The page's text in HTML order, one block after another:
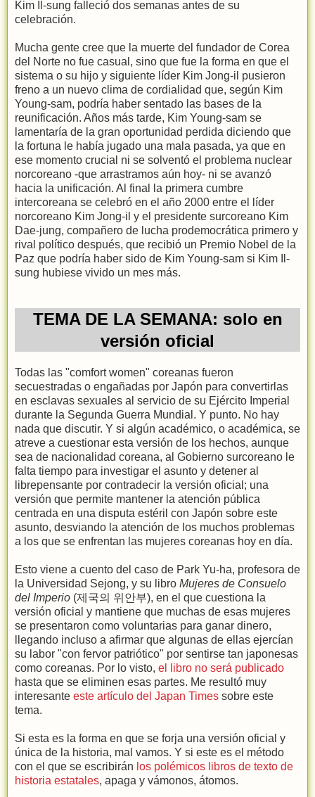
Kim Il-sung falleció dos semanas antes de su
celebración.
Mucha gente cree que la muerte del fundador de Corea
del Norte no fue casual, sino que fue la forma en que el
sistema o su hijo y siguiente líder Kim Jong-il pusieron
freno a un nuevo clima de cordialidad que, según Kim
Young-sam, podría haber sentado las bases de la
reunificación. Años más tarde, Kim Young-sam se
lamentaría de la gran oportunidad perdida diciendo que
la fortuna le había jugado una mala pasada, ya que en
ese momento crucial ni se solventó el problema nuclear
norcoreano -que arrastramos aún hoy- ni se avanzó
hacia la unificación. Al final la primera cumbre
intercoreana se celebró en el año 2000 entre el líder
norcoreano Kim Jong-il y el presidente surcoreano Kim
Dae-jung, compañero de lucha prodemocrática primero y
rival político después, que recibió un Premio Nobel de la
Paz que podría haber sido de Kim Young-sam si Kim Il-
sung hubiese vivido un mes más.
TEMA DE LA SEMANA: solo en
versión oficial
Todas las "comfort women" coreanas fueron
secuestradas o engañadas por Japón para convertirlas
en esclavas sexuales al servicio de su Ejército Imperial
durante la Segunda Guerra Mundial. Y punto. No hay
nada que discutir. Y si algún académico, o académica, se
atreve a cuestionar esta versión de los hechos, aunque
sea de nacionalidad coreana, al Gobierno surcoreano le
falta tiempo para investigar el asunto y detener al
librepensante por contradecir la versión oficial; una
versión que permite mantener la atención pública
centrada en una disputa estéril con Japón sobre este
asunto, desviando la atención de los muchos problemas
a los que se enfrentan las mujeres coreanas hoy en día.
Esto viene a cuento del caso de Park Yu-ha, profesora de
la Universidad Sejong, y su libro Mujeres de Consuelo
del Imperio (제국의 위안부), en el que cuestiona la
versión oficial y mantiene que muchas de esas mujeres
se presentaron como voluntarias para ganar dinero,
llegando incluso a afirmar que algunas de ellas ejercían
su labor "con fervor patriótico" por sentirse tan japonesas
como coreanas. Por lo visto, el libro no será publicado
hasta que se eliminen esas partes. Me resultó muy
interesante este artículo del Japan Times sobre este
tema.
Si esta es la forma en que se forja una versión oficial y
única de la historia, mal vamos. Y si este es el método
con el que se escribirán los polémicos libros de texto de
historia estatales, apaga y vámonos, átomos.